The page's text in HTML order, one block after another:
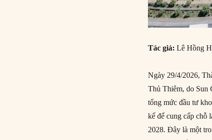
Tác giả: Lê Hồng
Ngày 29/4/2026,
Thủ Thiêm, do Sun
tổng mức đầu tư
kế để cung cấp chỗ
2028. Đây là một